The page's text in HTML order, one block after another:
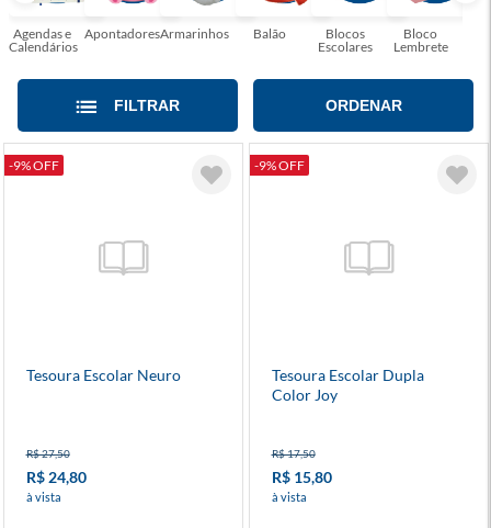
Agendas e
Calendários
ApontadoresArmarinhos Balão
Blocos
Escolares
Bloco
Lembrete
FILTRAR ORDENAR
-9% OFF
Tesoura Escolar Neuro
R$ 27,50
R$ 24,80
à vista
-9% OFF
Tesoura Escolar Dupla
Color Joy
R$ 17,50
R$ 15,80
à vista